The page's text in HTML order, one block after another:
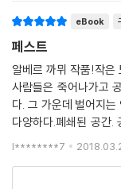
eBook
페스트
알베르 까뮈 작품!작은
사람들은 죽어나가고
다. 그 가운데 벌어지
다양하다.폐쇄된 공간.
정리되는 과정. 간단
l********7